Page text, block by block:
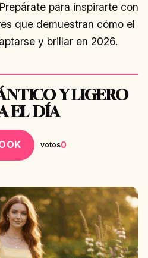
para inspirarte con
que demuestran cómo el
y brillar en 2026.
Y LIGERO
EL DÍA
votos0